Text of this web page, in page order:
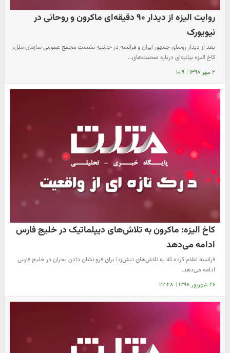
روایت الیزه از دیدار ۹۰ دقیقه‌ای ماکرون و روحانی در
نیویورک
بعد از دیدار روسای جمهور ایران و فرانسه در حاشیه نشست مجمع عمومی سازمان ملل،
کاخ الیزه بیانیه‌ای درباره صحبت‌های…
۲ مهر ۱۳۹۸ | ۱۰:۹
کاخ الیزه: ماکرون به تلاش‌های دیپلماتیک در خلیج فارس
ادامه می‌دهد
فرانسه اعلام کرده که به تلاش‌های تنش‌زدا برای فرو نشان دادن بحران در خلیج فارس
ادامه می‌دهد.
۲۶ شهریور ۱۳۹۸ | ۲۲:۲۸